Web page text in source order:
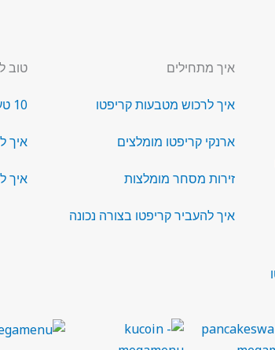
איך מתחילים
איך לרכוש מטבעות קריפטו
ארנקי קריפטו מומלצים
זירות מסחר מומלצות
איך להעביר קריפטו בצורה נכונה
טוב
10 טעויות בתחום הקריפטו
איך
איך